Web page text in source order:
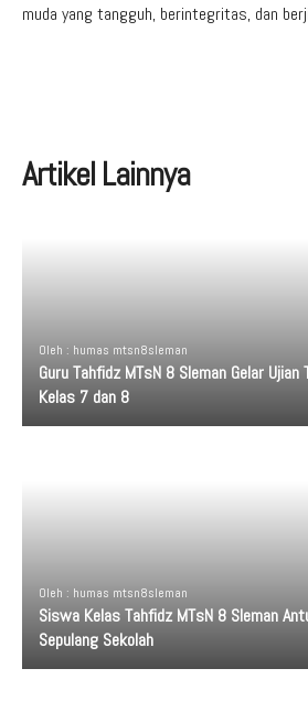
muda yang tangguh, berintegritas, dan
Artikel Lainnya
Oleh : humas mtsn8sleman
Guru Tahfidz MTsN 8 Sleman Gelar
Kelas 7 dan 8
Oleh : humas mtsn8sleman
Siswa Kelas Tahfidz MTsN 8 Sleman
Sepulang Sekolah